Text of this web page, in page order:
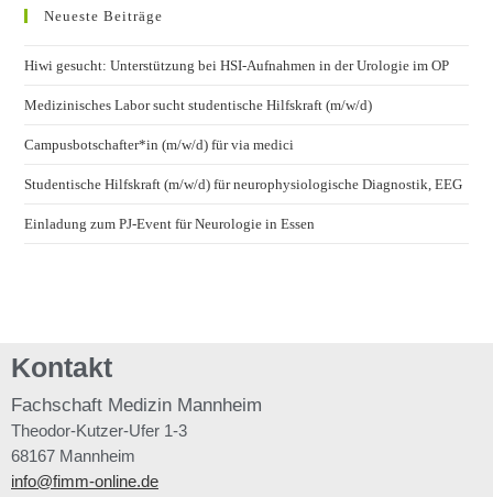
Neueste Beiträge
Hiwi gesucht: Unterstützung bei HSI-Aufnahmen in der Urologie im OP
Medizinisches Labor sucht studentische Hilfskraft (m/w/d)
Campusbotschafter*in (m/w/d) für via medici
Studentische Hilfskraft (m/w/d) für neurophysiologische Diagnostik, EEG
Einladung zum PJ-Event für Neurologie in Essen
Kontakt
Fachschaft Medizin Mannheim
Theodor-Kutzer-Ufer 1-3
68167 Mannheim
info@fimm-online.de